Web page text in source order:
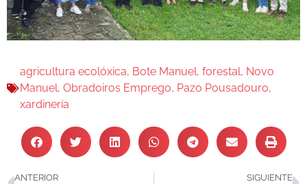
agricultura ecolóxica, Bote Manuel, forestal, Novo
Manuel, Obradoiros Emprego, Pazo Pousadouro,
xardinería
ANTERIOR SIGUIENTE